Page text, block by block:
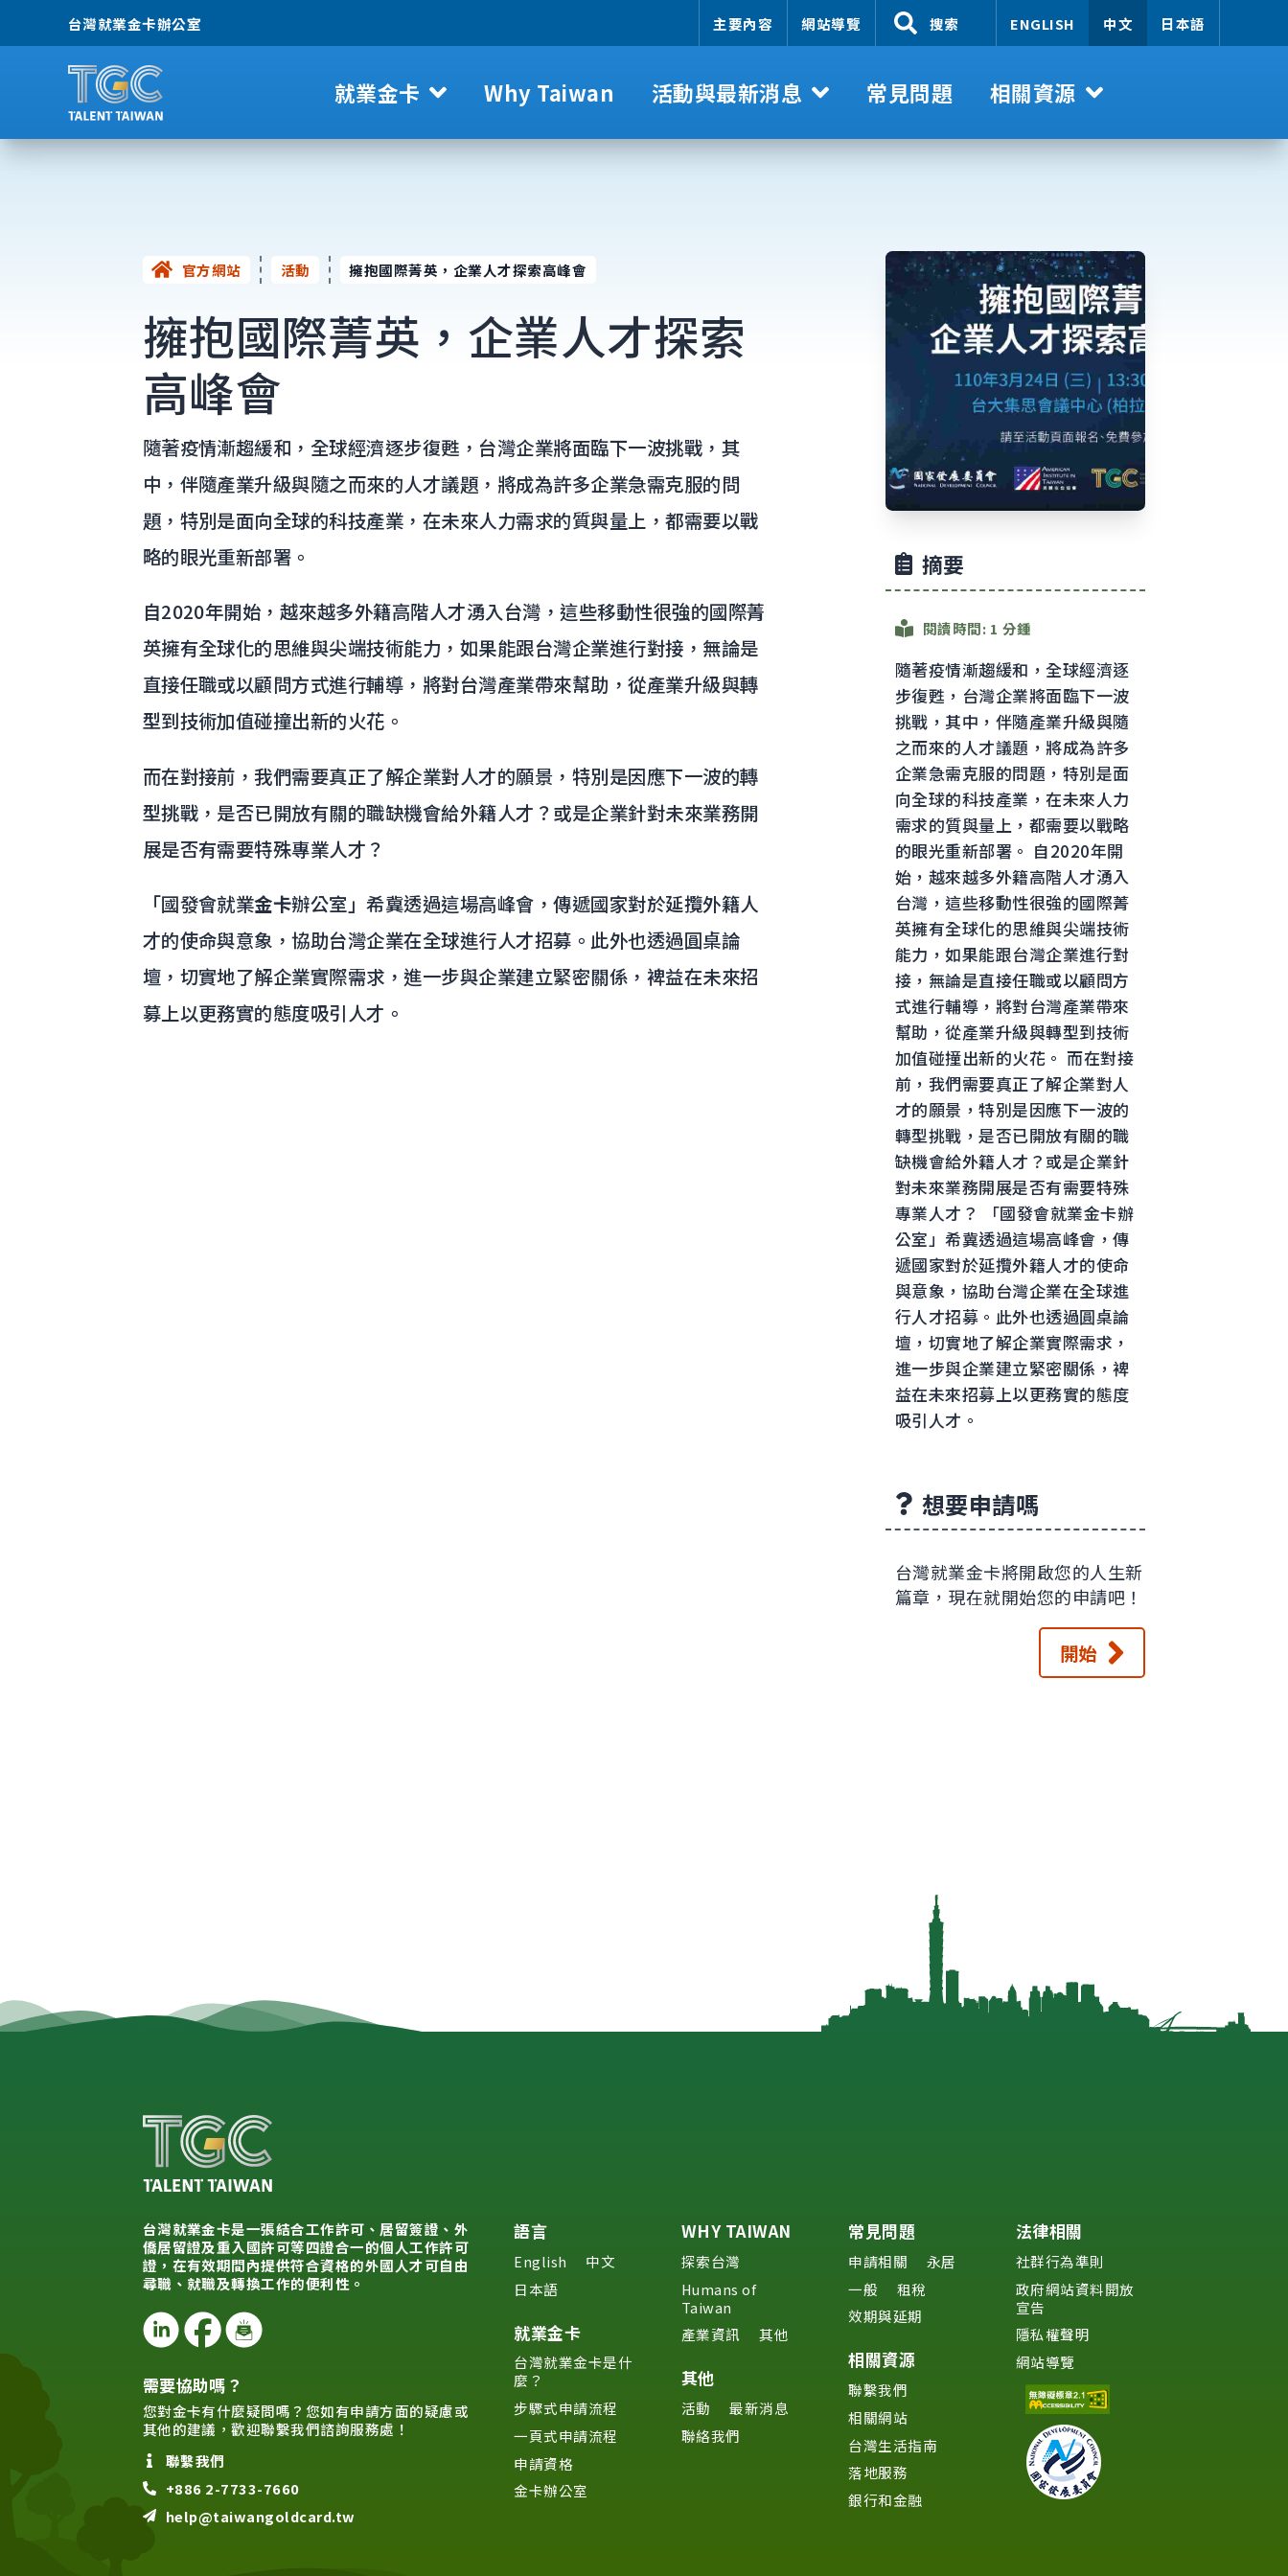
台灣就業金卡辦公室 主要內容 網站導覽 搜索 ENGLISH 中文 日本語
就業金卡 Why Taiwan 活動與最新消息 常見問題 相關資源
官方網站 活動 擁抱國際菁英，企業人才探索高峰會
擁抱國際菁英，企業人才探索
高峰會
隨著疫情漸趨緩和，全球經濟逐步復甦，台灣企業將面臨下一波挑戰，其
中，伴隨產業升級與隨之而來的人才議題，將成為許多企業急需克服的問
題，特別是面向全球的科技產業，在未來人力需求的質與量上，都需要以戰
略的眼光重新部署。
自2020年開始，越來越多外籍高階人才湧入台灣，這些移動性很強的國際菁
英擁有全球化的思維與尖端技術能力，如果能跟台灣企業進行對接，無論是
直接任職或以顧問方式進行輔導，將對台灣產業帶來幫助，從產業升級與轉
型到技術加值碰撞出新的火花。
而在對接前，我們需要真正了解企業對人才的願景，特別是因應下一波的轉
型挑戰，是否已開放有關的職缺機會給外籍人才？或是企業針對未來業務開
展是否有需要特殊專業人才？
「國發會就業金卡辦公室」希冀透過這場高峰會，傳遞國家對於延攬外籍人
才的使命與意象，協助台灣企業在全球進行人才招募。此外也透過圓桌論
壇，切實地了解企業實際需求，進一步與企業建立緊密關係，裨益在未來招
募上以更務實的態度吸引人才。
摘要
閱讀時間: 1 分鍾
隨著疫情漸趨緩和，全球經濟逐
步復甦，台灣企業將面臨下一波
挑戰，其中，伴隨產業升級與隨
之而來的人才議題，將成為許多
企業急需克服的問題，特別是面
向全球的科技產業，在未來人力
需求的質與量上，都需要以戰略
的眼光重新部署。 自2020年開
始，越來越多外籍高階人才湧入
台灣，這些移動性很強的國際菁
英擁有全球化的思維與尖端技術
能力，如果能跟台灣企業進行對
接，無論是直接任職或以顧問方
式進行輔導，將對台灣產業帶來
幫助，從產業升級與轉型到技術
加值碰撞出新的火花。 而在對接
前，我們需要真正了解企業對人
才的願景，特別是因應下一波的
轉型挑戰，是否已開放有關的職
缺機會給外籍人才？或是企業針
對未來業務開展是否有需要特殊
專業人才？ 「國發會就業金卡辦
公室」希冀透過這場高峰會，傳
遞國家對於延攬外籍人才的使命
與意象，協助台灣企業在全球進
行人才招募。此外也透過圓桌論
壇，切實地了解企業實際需求，
進一步與企業建立緊密關係，裨
益在未來招募上以更務實的態度
吸引人才。
想要申請嗎
台灣就業金卡將開啟您的人生新
篇章，現在就開始您的申請吧！
開始
台灣就業金卡是一張結合工作許可、居留簽證、外
僑居留證及重入國許可等四證合一的個人工作許可
證，在有效期間內提供符合資格的外國人才可自由
尋職、就職及轉換工作的便利性。
需要協助嗎？
您對金卡有什麼疑問嗎？您如有申請方面的疑慮或
其他的建議，歡迎聯繫我們諮詢服務處！
聯繫我們
+886 2-7733-7660
help@taiwangoldcard.tw
語言
English
中文
日本語
就業金卡
台灣就業金卡是什
麼？
步驟式申請流程
一頁式申請流程
申請資格
金卡辦公室
WHY TAIWAN
探索台灣
Humans of
Taiwan
產業資訊
其他
其他
活動
最新消息
聯絡我們
常見問題
申請相關
永居
一般
租稅
效期與延期
相關資源
聯繫我們
相關網站
台灣生活指南
落地服務
銀行和金融
法律相關
社群行為準則
政府網站資料開放
宣告
隱私權聲明
網站導覽